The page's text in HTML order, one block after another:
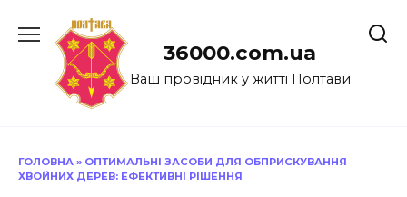
до
36000.com.ua
Ваш провідник у житті Полтави
ГОЛОВНА » ОПТИМАЛЬНІ ЗАСОБИ ДЛЯ ОБПРИСКУВАННЯ
ХВОЙНИХ ДЕРЕВ: ЕФЕКТИВНІ РІШЕННЯ